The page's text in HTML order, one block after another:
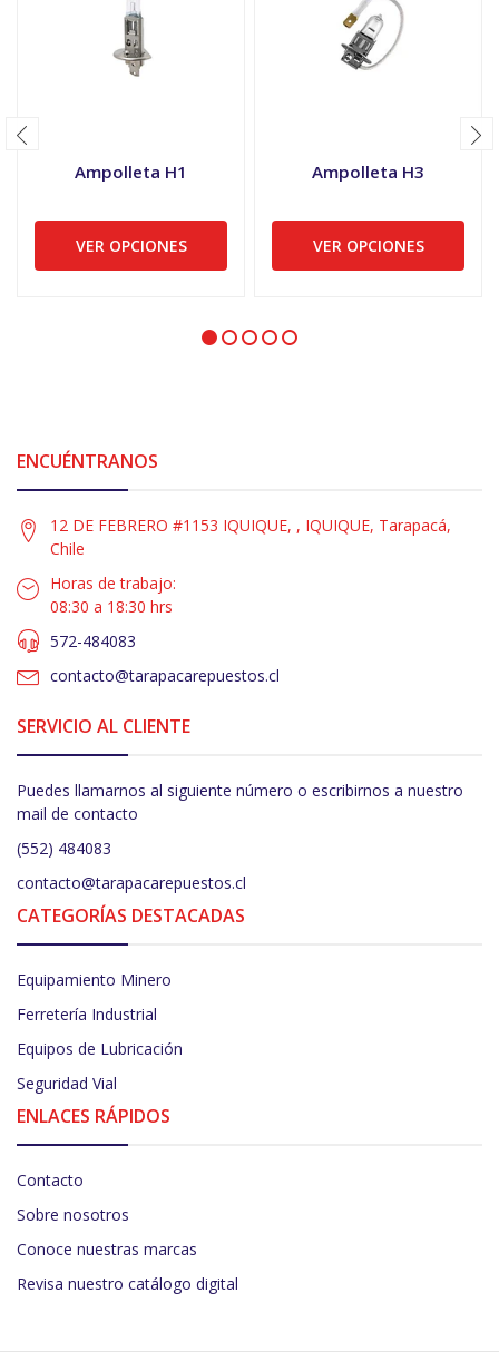
Ampolleta H1
VER OPCIONES
Ampolleta H3
VER OPCIONES
ENCUÉNTRANOS
12 DE FEBRERO #1153 IQUIQUE, , IQUIQUE, Tarapacá,
Chile
Horas de trabajo:
08:30 a 18:30 hrs
572-484083
contacto@tarapacarepuestos.cl
SERVICIO AL CLIENTE
Puedes llamarnos al siguiente número o escribirnos a nuestro
mail de contacto
(552) 484083
contacto@tarapacarepuestos.cl
CATEGORÍAS DESTACADAS
Equipamiento Minero
Ferretería Industrial
Equipos de Lubricación
Seguridad Vial
ENLACES RÁPIDOS
Contacto
Sobre nosotros
Conoce nuestras marcas
Revisa nuestro catálogo digital